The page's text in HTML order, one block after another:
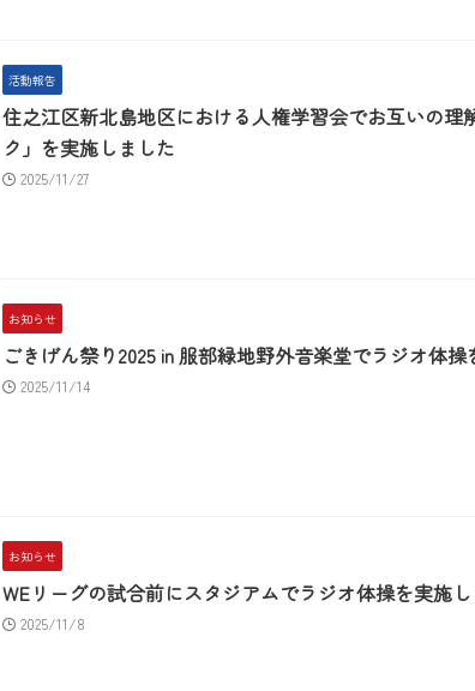
活動報告
住之江区新北島地区における人権学習会でお互いの理
ク」を実施しました
2025/11/27
お知らせ
ごきげん祭り2025 in 服部緑地野外音楽堂でラジオ体
2025/11/14
お知らせ
WEリーグの試合前にスタジアムでラジオ体操を実施
2025/11/8